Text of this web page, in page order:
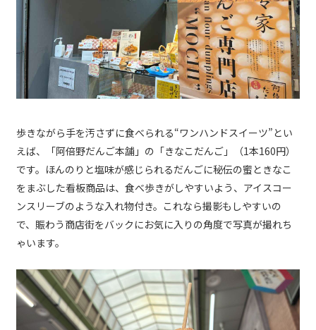
歩きながら手を汚さずに食べられる“ワンハンドスイーツ”とい
えば、「阿倍野だんご本舗」の「きなこだんご」（1本160円）
です。ほんのりと塩味が感じられるだんごに秘伝の蜜ときなこ
をまぶした看板商品は、食べ歩きがしやすいよう、アイスコー
ンスリーブのような入れ物付き。これなら撮影もしやすいの
で、賑わう商店街をバックにお気に入りの角度で写真が撮れち
ゃいます。